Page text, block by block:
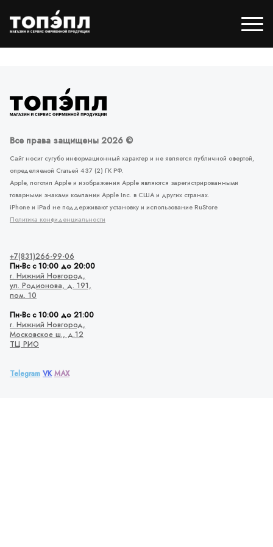
Все права защищены 2026 ©
Сайт носит сугубо информационный характер и не является публичной офертой,
определяемой Статьей 437 (2) ГК РФ.
Apple, логотип Apple и изображения Apple являются зарегистрированными
товарными знаками компании Apple Inc. в США и других странах.
iPhone и iPad не поддерживают установку и использование RuStore
Политика конфиденциальности
+7(831)266-99-06
Пн-Вс с 10:00 до 20:00
г. Нижний Новгород,
ул. Родионова, д. 191,
пом. 10
Пн-Вс с 10:00 до 21:00
г. Нижний Новгород,
Московское ш., д.12
ТЦ РИО
Telegram VK MAX